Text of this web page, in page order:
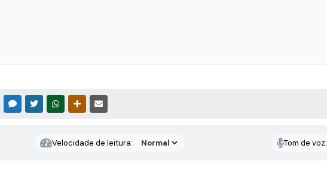
FACEBOOKMESSENGER
TWITTERWHATSAPPOUTRAS MÍDIAS
Velocidade de leitura: Tom de voz: